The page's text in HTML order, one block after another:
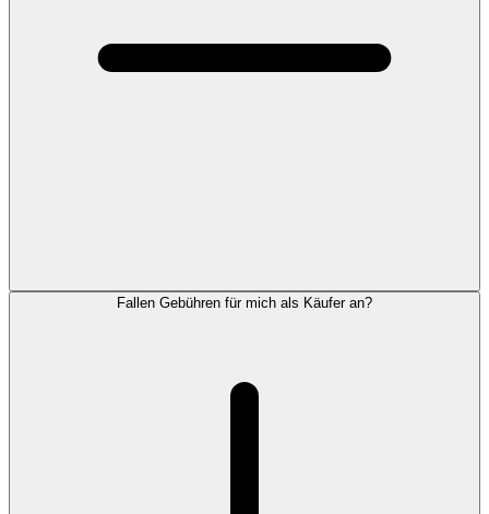
Fallen Gebühren für mich als Käufer an?